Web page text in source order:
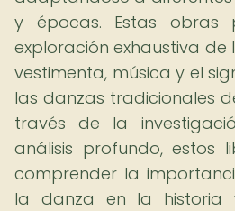
y épocas. Estas obras
exploración exhaustiva de
vestimenta, música y el
las danzas tradicionales
través de la
análisis profundo, estos
comprender la
la danza en la historia